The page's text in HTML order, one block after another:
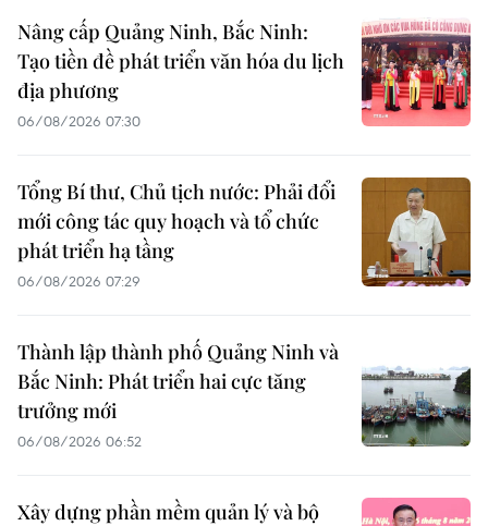
Nâng cấp Quảng Ninh, Bắc Ninh:
Tạo tiền đề phát triển văn hóa du lịch
địa phương
06/08/2026 07:30
Tổng Bí thư, Chủ tịch nước: Phải đổi
mới công tác quy hoạch và tổ chức
phát triển hạ tầng
06/08/2026 07:29
Thành lập thành phố Quảng Ninh và
Bắc Ninh: Phát triển hai cực tăng
trưởng mới
06/08/2026 06:52
Xây dựng phần mềm quản lý và bộ